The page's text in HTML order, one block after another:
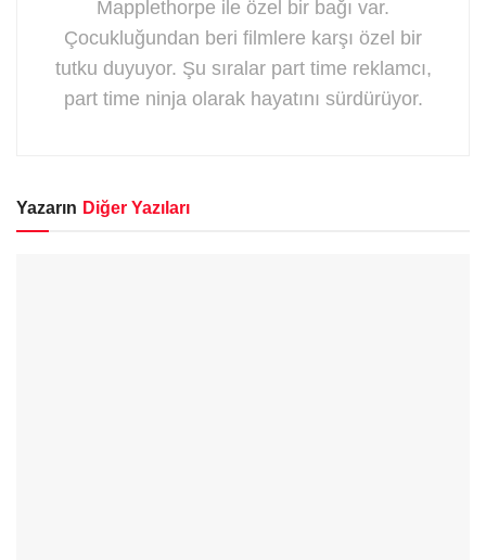
Mapplethorpe ile özel bir bağı var.
Çocukluğundan beri filmlere karşı özel bir
tutku duyuyor. Şu sıralar part time reklamcı,
part time ninja olarak hayatını sürdürüyor.
Yazarın Diğer Yazıları